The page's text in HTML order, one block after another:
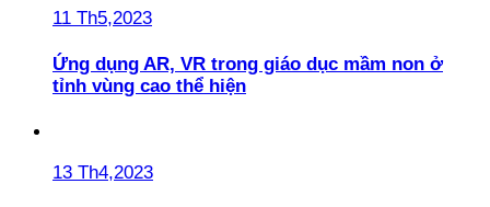
11 Th5,2023
Ứng dụng AR, VR trong giáo dục mầm non ở
tỉnh vùng cao thể hiện
13 Th4,2023